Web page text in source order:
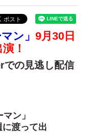
ン」 9月30日
！
での見逃し配信
ン」
渡って出